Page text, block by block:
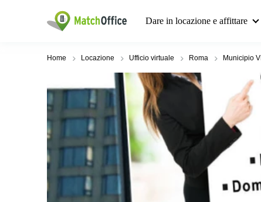
Dare in locazione e affittare
Home Locazione Ufficio virtuale Roma Municipio VII